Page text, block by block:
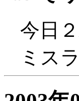
今日
ミス